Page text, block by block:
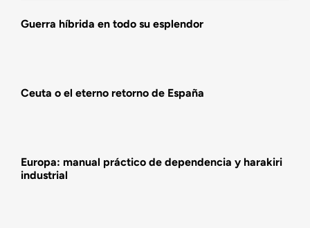
Guerra híbrida en todo su esplendor
Ceuta o el eterno retorno de España
Europa: manual práctico de dependencia y harakiri
industrial